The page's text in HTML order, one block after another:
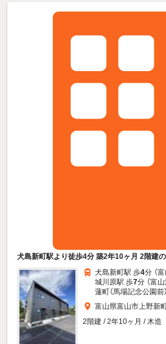
犬島新町駅より徒歩4分 築2年10ヶ月 2階建
犬島新町駅 歩4分 （
城川原駅 歩7分 （富山
蓮町（馬場記念公園前
富山県富山市上野新
2階建 / 2年10ヶ月 / 木造